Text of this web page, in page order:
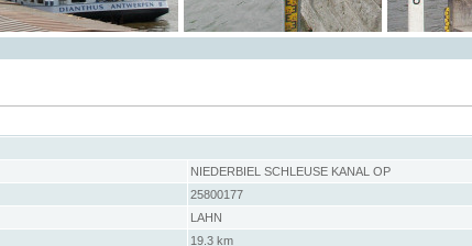
NIEDERBIEL SCHLEUSE KANAL OP
25800177
LAHN
19.3 km